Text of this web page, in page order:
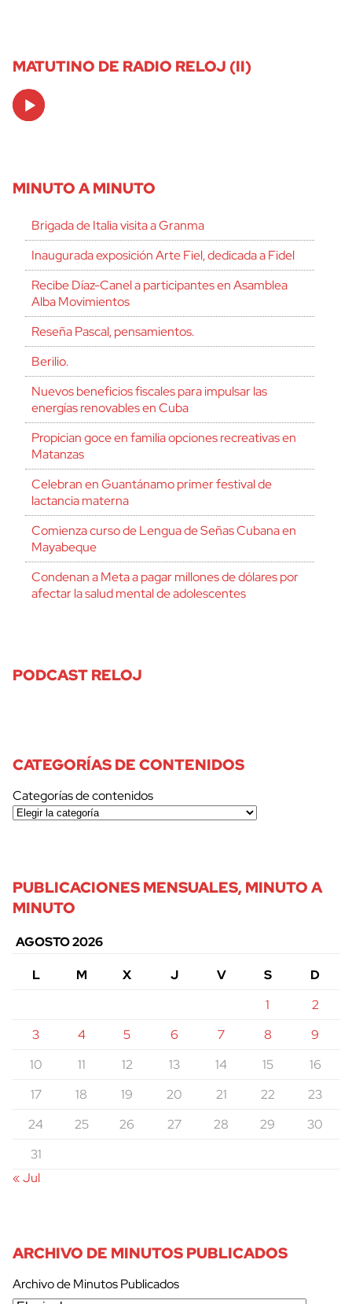
MATUTINO DE RADIO RELOJ (II)
Audio
Player
MINUTO A MINUTO
Brigada de Italia visita a Granma
Inaugurada exposición Arte Fiel, dedicada a Fidel
Recibe Díaz-Canel a participantes en Asamblea
Alba Movimientos
Reseña Pascal, pensamientos.
Berilio.
Nuevos beneficios fiscales para impulsar las
energías renovables en Cuba
Propician goce en familia opciones recreativas en
Matanzas
Celebran en Guantánamo primer festival de
lactancia materna
Comienza curso de Lengua de Señas Cubana en
Mayabeque
Condenan a Meta a pagar millones de dólares por
afectar la salud mental de adolescentes
PODCAST RELOJ
CATEGORÍAS DE CONTENIDOS
Categorías de contenidos
PUBLICACIONES MENSUALES, MINUTO A
MINUTO
AGOSTO 2026
L
M X J V S
D
1
2
3
4 5 6 7 8
9
10
11 12 13 14 15
16
17
18 19 20 21 22
23
24
25 26 27 28 29
30
31
« Jul
ARCHIVO DE MINUTOS PUBLICADOS
Archivo de Minutos Publicados